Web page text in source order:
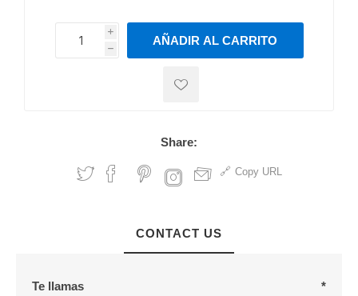
i
h
h
AÑADIR AL CARRITO
Share:
Copy URL
CONTACT US
Te llamas *